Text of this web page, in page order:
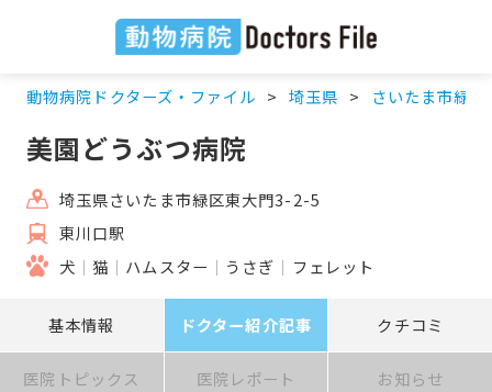
動物病院ドクターズ・ファイル 埼玉県 さいたま市緑区
美園どうぶつ病院
埼玉県さいたま市緑区東大門3-2-5
東川口駅
犬
猫 ハムスター うさぎ フェレット
基本情報 ドクター紹介記事 クチコミ
医院トピックス 医院レポート お知らせ